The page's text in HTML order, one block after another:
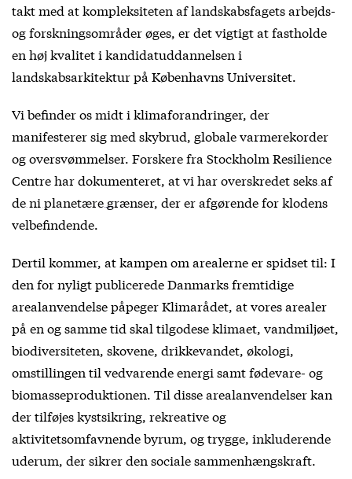
takt med at kompleksiteten af landskabsfagets arbejds-
og forskningsområder øges, er det vigtigt at fastholde
en høj kvalitet i kandidatuddannelsen i
landskabsarkitektur på Københavns Universitet.
Vi befinder os midt i klimaforandringer, der
manifesterer sig med skybrud, globale varmerekorder
og oversvømmelser. Forskere fra Stockholm Resilience
Centre har dokumenteret, at vi har overskredetseks af
de ni planetære grænser, der er afgørende for klodens
velbefindende.
Dertil kommer, at kampen om arealerne er spidset til: I
den for nyligt publiceredeDanmarks fremtidige
arealanvendelsepåpeger Klimarådet, at vores arealer
på en og samme tid skal tilgodese klimaet, vandmiljøet,
biodiversiteten, skovene, drikkevandet, økologi,
omstillingen til vedvarende energi samt fødevare- og
biomasseproduktionen. Til disse arealanvendelser kan
der tilføjes kystsikring, rekreative og
aktivitetsomfavnende byrum, og trygge, inkluderende
uderum, der sikrer den sociale sammenhængskraft.